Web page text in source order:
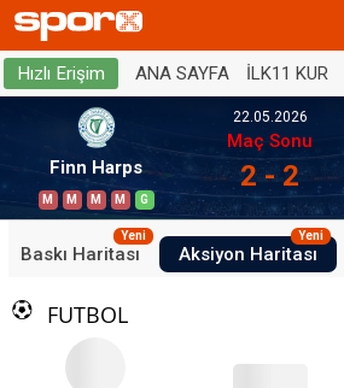
Hızlı Erişim ANA SAYFA İLK11 KUR
Finn Harps
M M M M G
22.05.2026
Maç Sonu
2 - 2
Baskı Haritası
Yeni
Aksiyon Haritası
Yeni
FUTBOL